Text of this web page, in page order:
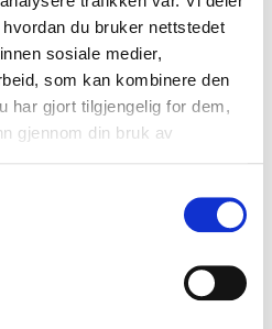
du bruker nettstedet
sosiale medier,
som kan kombinere den
har gjort tilgjengelig for dem,
gjennom din bruk av
169,-